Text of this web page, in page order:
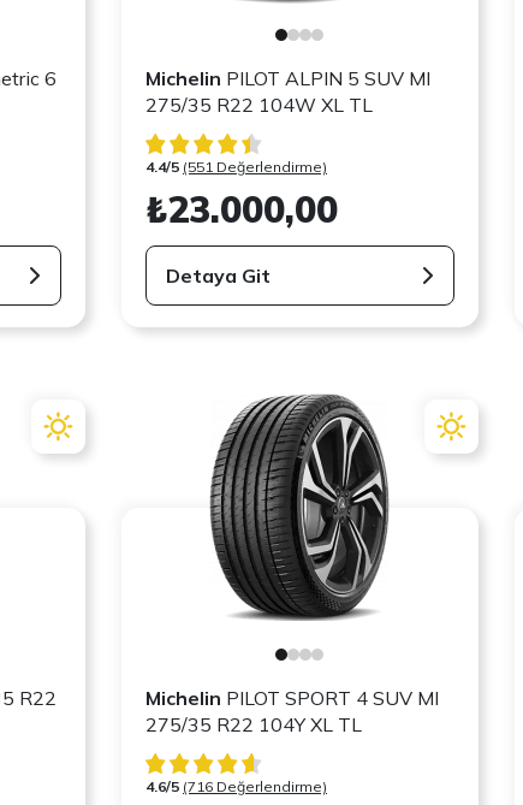
6
Michelin PILOT ALPIN 5 SUV MI
275/35 R22 104W XL TL
4.4/5 (551 Değerlendirme)
₺23.000,00
Detaya Git
R22
Michelin PILOT SPORT 4 SUV MI
275/35 R22 104Y XL TL
4.6/5 (716 Değerlendirme)